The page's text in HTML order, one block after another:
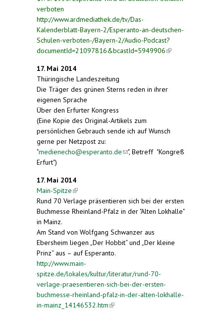
verboten
http://www.ardmediathek.de/tv/Das-
Kalenderblatt-Bayern-2/Esperanto-an-deutschen-
Schulen-verboten-/Bayern-2/Audio-Podcast?
documentId=21097816&bcastId=5949906(link is
17. Mai 2014
Thüringische Landeszeitung
Die Träger des grünen Sterns reden in ihrer
eigenen Sprache
Über den Erfurter Kongress
(Eine Kopie des Original-Artikels zum
persönlichen Gebrauch sende ich auf Wunsch
gerne per Netzpost zu:
"medienecho@esperanto.de(link sends e-mail)
", Betreff "Kongreß
Erfurt")
17. Mai 2014
Main-Spitze(link is external)
Rund 70 Verlage präsentieren sich bei der ersten
Buchmesse Rheinland-Pfalz in der "Alten Lokhalle"
in Mainz.
Am Stand von Wolfgang Schwanzer aus
Ebersheim liegen „Der Hobbit“ und „Der kleine
Prinz“ aus – auf Esperanto.
http://www.main-
spitze.de/lokales/kultur/literatur/rund-70-
verlage-praesentieren-sich-bei-der-ersten-
buchmesse-rheinland-pfalz-in-der-alten-lokhalle-
in-mainz_14146532.htm(link is external)